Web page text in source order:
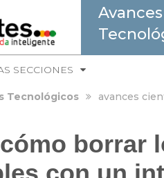
Avances
SECCIONES
Tecnológicos avances
borrar